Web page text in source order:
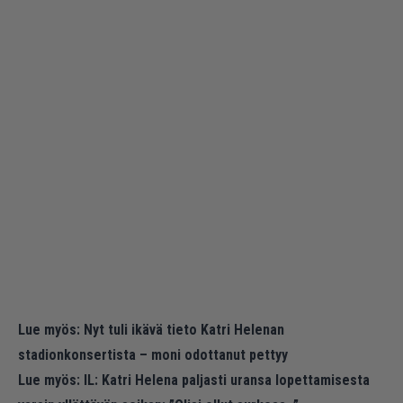
Lue myös: Nyt tuli ikävä tieto Katri Helenan
stadionkonsertista – moni odottanut pettyy
Lue myös: IL: Katri Helena paljasti uransa lopettamisesta